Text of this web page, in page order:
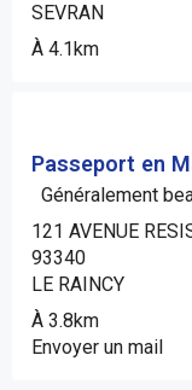
SEVRAN
À 4.1km
Passeport en
Généralement
121 AVENUE
93340
LE RAINCY
À 3.8km
Envoyer un mail